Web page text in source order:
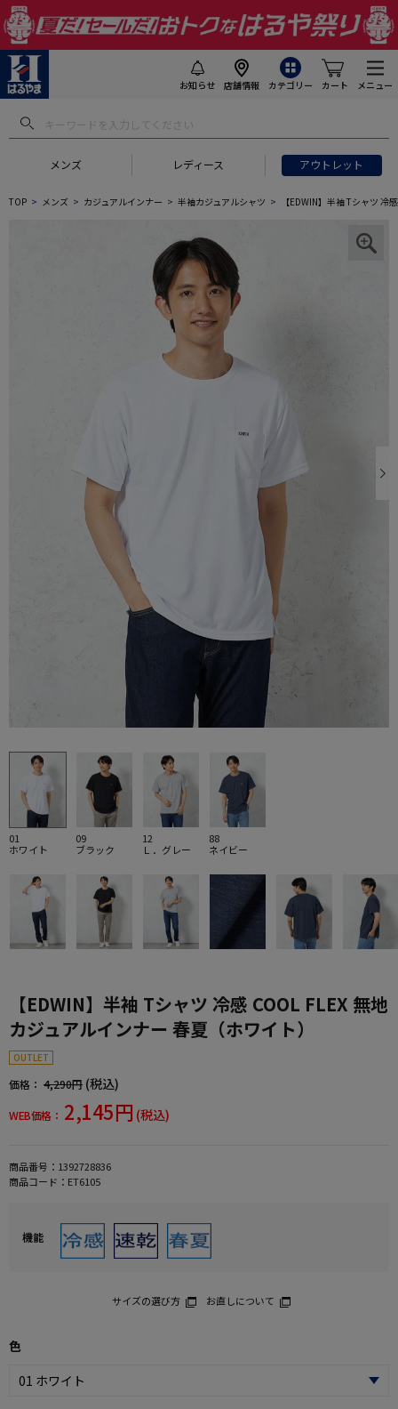
お知らせ 店舗情報 カテゴリー カート メニュー
メンズ レディース アウトレット
TOP メンズ カジュアルインナー 半袖カジュアルシャツ 【EDWIN】半袖 Tシャツ 冷
01
ホワイト
09
ブラック
12
Ｌ．グレー
88
ネイビー
【EDWIN】半袖 Tシャツ 冷感 COOL FLEX 無地
カジュアルインナー 春夏（ホワイト）
OUTLET
価格： 4,290円 (税込)
WEB価格： 2,145円 (税込)
商品番号： 1392728836
商品コード： ET6105
機能
サイズの選び方 お直しについて
色